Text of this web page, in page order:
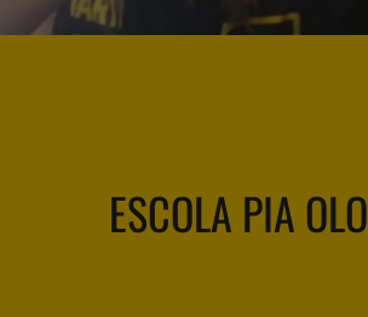
ESCOLA PIA